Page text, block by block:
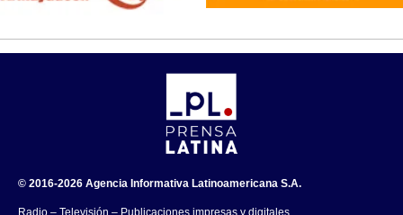
© 2016-2026 Agencia Informativa Latinoamericana S.A.